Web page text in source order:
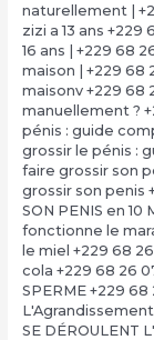
naturellement |
zizi a 13 ans +229
16 ans | +229 68
maison | +229 68
maisonv +229 68
manuellement ?
pénis : guide
grossir le pénis :
faire grossir son
grossir son penis
SON PENIS en 10
fonctionne le
le miel +229 68
cola +229 68 26
SPERME +229 68
SE DÉROULENT